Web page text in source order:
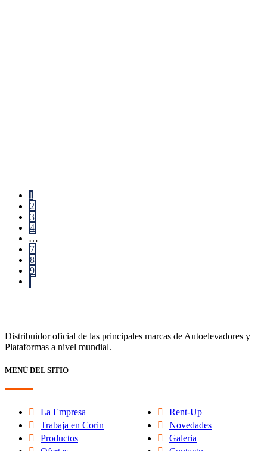
1
2
3
4
…
7
8
9
Distribuidor oficial de las principales marcas de Autoelevadores y
Plataformas a nivel mundial.
MENÚ DEL SITIO
La Empresa
Trabaja en Corin
Productos
Rent-Up
Novedades
Galeria